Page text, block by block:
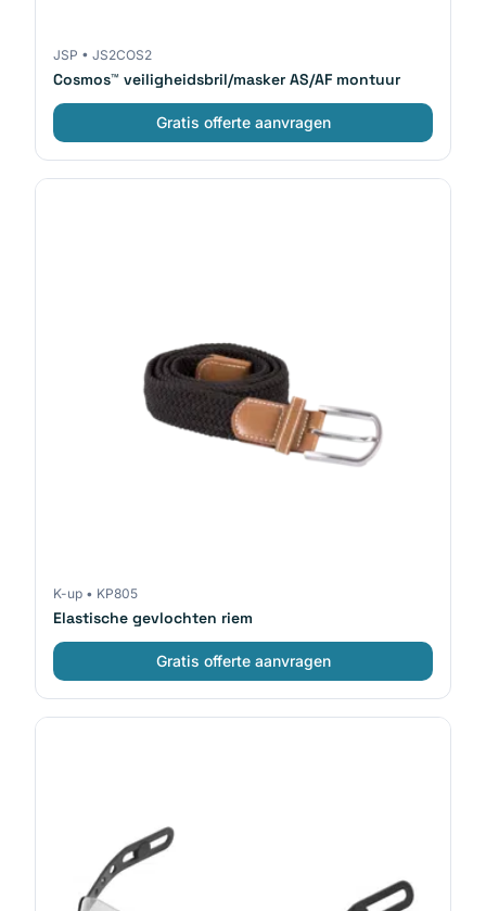
JSP • JS2COS2
Cosmos™ veiligheidsbril/masker AS/AF montuur
Gratis offerte aanvragen
K-up • KP805
Elastische gevlochten riem
Gratis offerte aanvragen